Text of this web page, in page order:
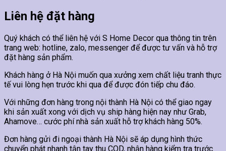
Liên hệ đặt hàng
Quý khách có thể liên hệ với S Home Decor qua thông tin trên
trang web: hotline, zalo, messenger để được tư vấn và hỗ trợ
đặt hàng sản phẩm.
Khách hàng ở Hà Nội muốn qua xưởng xem chất liệu tranh thực
tế vui lòng hẹn trước khi qua để được đón tiếp chu đáo.
Với những đơn hàng trong nội thành Hà Nội có thể giao ngay
khi sản xuất xong với dịch vụ ship hàng hiện nay như Grab,
Ahamove… cước phí nhà sản xuất hỗ trợ khách hàng 50%.
Đơn hàng gửi đi ngoại thành Hà Nội sẽ áp dụng hình thức
chuyển phát nhanh tận tay thu COD, nhận hàng kiểm tra trước